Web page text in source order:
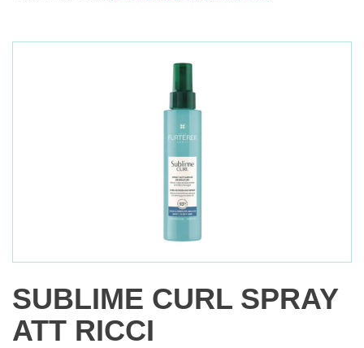
SUBLIME CURL SPRAY
ATT RICCI